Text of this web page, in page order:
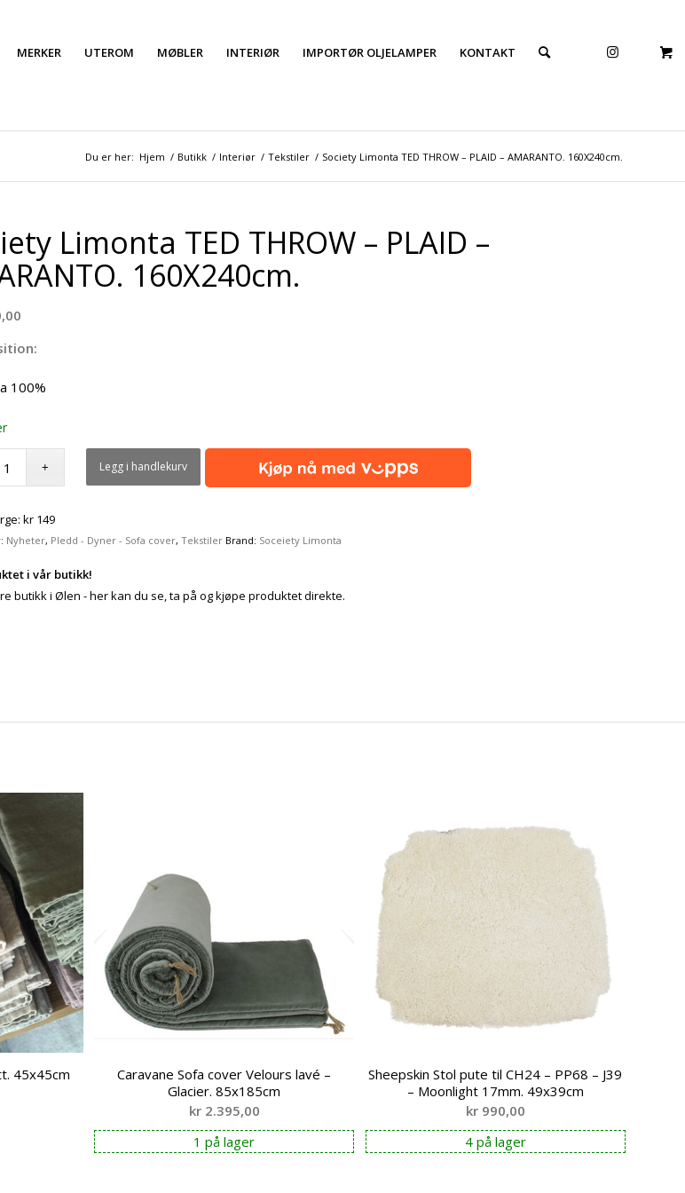
MERKER UTEROM MØBLER INTERIØR IMPORTØR OLJELAMPER KONTAKT
Du er her: Hjem / Butikk / Interiør / Tekstiler / Society Limonta TED THROW – PLAID – AMARANTO. 160X240cm.
Limonta TED THROW – PLAID –
160X240cm.
100%
Legg i handlekurv
kr 149
Nyheter, Pledd - Dyner - Sofa cover,Tekstiler Brand: Soceiety Limonta
i vår butikk!
butikk i Ølen - her kan du se, ta på og kjøpe produktet direkte.
45x45cm
Caravane Sofa cover Velours lavé –
Glacier. 85x185cm
kr2.395,00
1 på lager
Sheepskin Stol pute til CH24 – PP68 – J39
– Moonlight 17mm. 49x39cm
kr990,00
4 på lager